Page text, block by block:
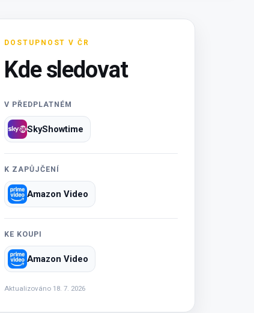
DOSTUPNOST V ČR
Kde sledovat
V PŘEDPLATNÉM
SkyShowtime
K ZAPŮJČENÍ
Amazon Video
KE KOUPI
Amazon Video
Aktualizováno 18. 7. 2026